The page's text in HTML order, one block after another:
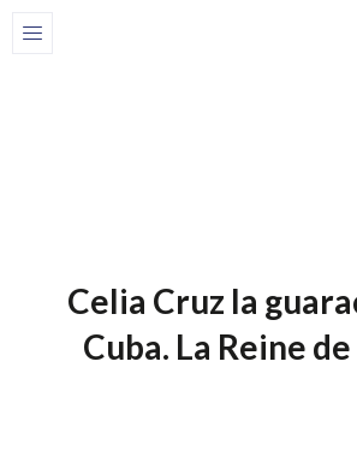
Home
Celia Cruz la
Cuba. La Reine de